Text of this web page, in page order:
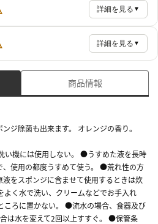
詳細を見る ▼
詳細を見る ▼
商品情報
ジ除菌も出来ます。 オレンジの香り。
機には使用しない。 ●うすめた液を長時
、使用の都度うすめて使う。 ●荒れ性の方
をスポンジに含ませて使用するときは炊
く水で洗い、クリームなどでお手入れ
ころに置かない。 ●流水の場合、食器及び
は水を変えて2回以上すすぐ。 ●保管条